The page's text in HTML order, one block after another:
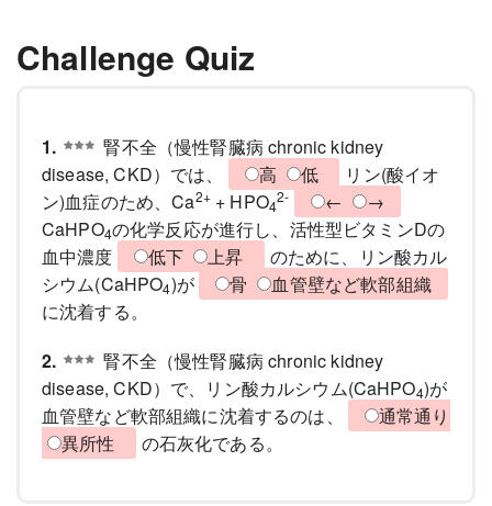
Challenge Quiz
1.
腎不全（慢性腎臓病 chronic kidney
disease, CKD）では、
高 低
リン(酸イオ
ン)血症のため、Ca2++ HPO4
2- ←
→
CaHPO4の化学反応が進行し、活性型ビタミンDの
血中濃度
低下 上昇
のために、リン酸カル
シウム(CaHPO4)が 骨
血管壁など軟部組織
に沈着する。
2.
腎不全（慢性腎臓病 chronic kidney
disease, CKD）で、リン酸カルシウム(CaHPO4)が
血管壁など軟部組織に沈着するのは、
通常通り
異所性
の石灰化である。